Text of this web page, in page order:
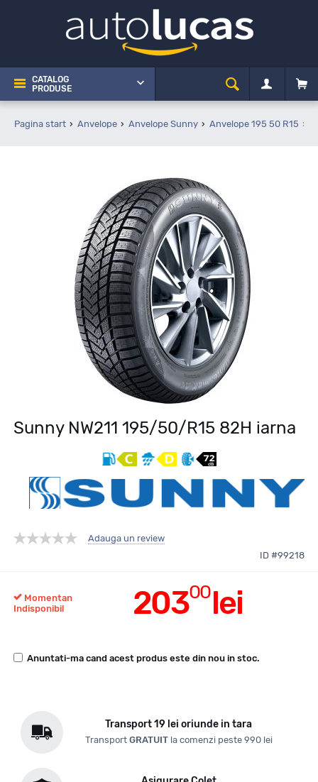
CATALOG
PRODUSE
Pagina start Anvelope Anvelope Sunny Anvelope 195 50 R15
Sunny NW211 195/50/R15 82H iarna
Adauga un review
ID #99218
20300lei
Momentan
Indisponibil
Anuntati-ma cand acest produs este din nou in stoc.
Transport 19 lei oriunde in tara
Transport GRATUITla comenzi peste 990 lei